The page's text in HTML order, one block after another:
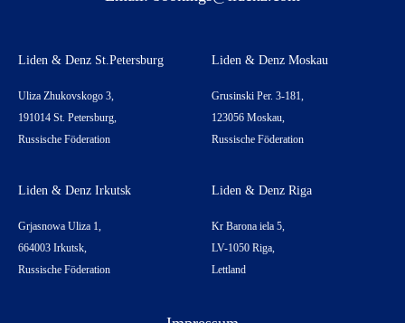
Liden & Denz St.Petersburg
Uliza Zhukovskogo 3,
191014 St. Petersburg,
Russische Föderation
Liden & Denz Moskau
Grusinski Per. 3-181,
123056 Moskau,
Russische Föderation
Liden & Denz Irkutsk
Grjasnowa Uliza 1,
664003 Irkutsk,
Russische Föderation
Liden & Denz Riga
Kr Barona iela 5,
LV-1050 Riga,
Lettland